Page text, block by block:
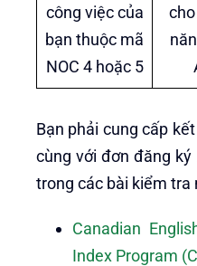
công việc của
bạn thuộc mã
NOC 4 hoặc 5
Bạn phải cung cấp
cùng với đơn đăng
trong các bài kiểm tra
Canadian
Index Program